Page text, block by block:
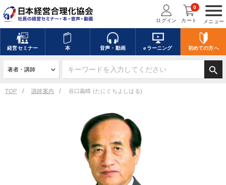
menu
メニュー
ログイン カート
0
経営セミナー 本 音声・動画 eラーニング 初めての方へ
search
TOP 講師案内 谷口義晴 (たにぐちよしはる)